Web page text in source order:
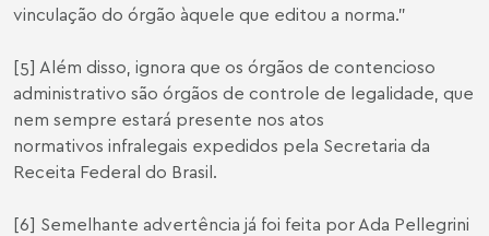
vinculacão do órgão àquele que editou a norma."
[5] Além disso, ignora que os órgãos de contencioso
administrativo são órgãos de controle de legalidade, que
nem sempre estará presente nos atos
normativos infralegais expedidos pela Secretaria da
Receita Federal do Brasil.
[6] Semelhante advertência já foi feita por Ada Pellegrini